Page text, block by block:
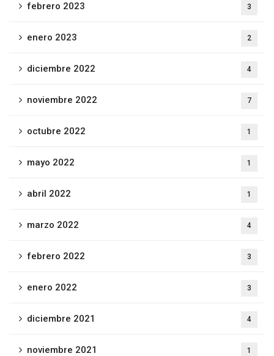
febrero 2023 3
enero 2023 2
diciembre 2022 4
noviembre 2022 7
octubre 2022 1
mayo 2022 1
abril 2022 1
marzo 2022 4
febrero 2022 3
enero 2022 3
diciembre 2021 4
noviembre 2021 1